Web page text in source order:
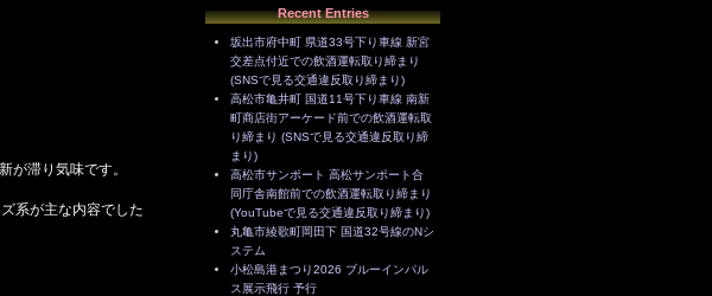
が滞り気味です。
系が主な内容でした
Recent Entries
坂出市府中町 県道33号下り車線 新宮
交差点付近での飲酒運転取り締まり
(SNSで見る交通違反取り締まり)
高松市亀井町 国道11号下り車線 南新
町商店街アーケード前での飲酒運転取
り締まり (SNSで見る交通違反取り締
まり)
高松市サンポート 高松サンポート合
同庁舎南館前での飲酒運転取り締まり
(YouTubeで見る交通違反取り締まり)
丸亀市綾歌町岡田下 国道32号線のNシ
ステム
小松島港まつり2026 ブルーインパル
ス展示飛行 予行